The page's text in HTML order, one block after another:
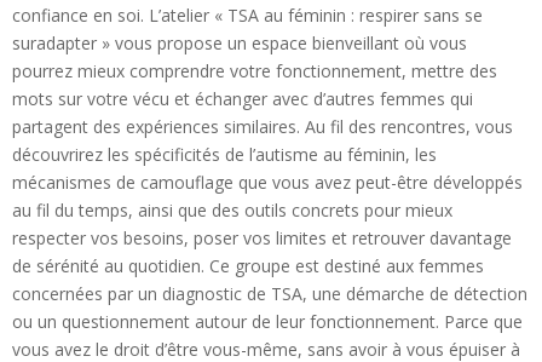
confiance en soi. L’atelier « TSA au féminin : respirer sans se
suradapter » vous propose un espace bienveillant où vous
pourrez mieux comprendre votre fonctionnement, mettre des
mots sur votre vécu et échanger avec d’autres femmes qui
partagent des expériences similaires. Au fil des rencontres, vous
découvrirez les spécificités de l’autisme au féminin, les
mécanismes de camouflage que vous avez peut-être développés
au fil du temps, ainsi que des outils concrets pour mieux
respecter vos besoins, poser vos limites et retrouver davantage
de sérénité au quotidien. Ce groupe est destiné aux femmes
concernées par un diagnostic de TSA, une démarche de détection
ou un questionnement autour de leur fonctionnement. Parce que
vous avez le droit d’être vous-même, sans avoir à vous épuiser à